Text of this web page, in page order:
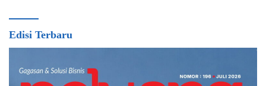
Edisi Terbaru